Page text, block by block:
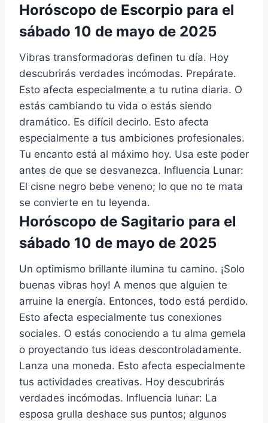
Horóscopo de Escorpio para el
sábado 10 de mayo de 2025
Vibras transformadoras definen tu día. Hoy
descubrirás verdades incómodas. Prepárate.
Esto afecta especialmente a tu rutina diaria. O
estás cambiando tu vida o estás siendo
dramático. Es difícil decirlo. Esto afecta
especialmente a tus ambiciones profesionales.
Tu encanto está al máximo hoy. Usa este poder
antes de que se desvanezca. Influencia Lunar:
El cisne negro bebe veneno; lo que no te mata
se convierte en tu leyenda.
Horóscopo de Sagitario para el
sábado 10 de mayo de 2025
Un optimismo brillante ilumina tu camino. ¡Solo
buenas vibras hoy! A menos que alguien te
arruine la energía. Entonces, todo está perdido.
Esto afecta especialmente tus conexiones
sociales. O estás conociendo a tu alma gemela
o proyectando tus ideas descontroladamente.
Lanza una moneda. Esto afecta especialmente
tus actividades creativas. Hoy descubrirás
verdades incómodas. Influencia lunar: La
esposa grulla deshace sus puntos; algunos